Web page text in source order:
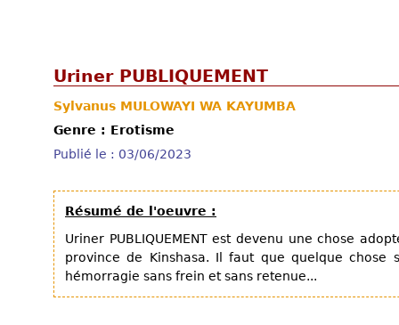
Uriner PUBLIQUEMENT
Sylvanus MULOWAYI WA KAYUMBA
Genre : Erotisme
Publié le : 03/06/2023
Résumé de l'oeuvre :
Uriner PUBLIQUEMENT est devenu une chose
province de Kinshasa. Il faut que quelque
hémorragie sans frein et sans retenue...